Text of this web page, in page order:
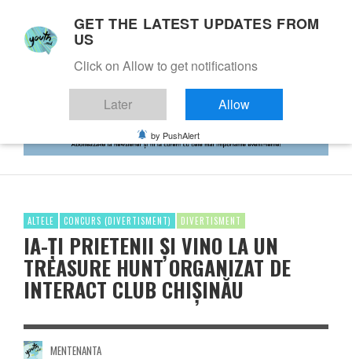
ALTELE CONCURS (DIVERTISMENT) DIVERTISMENT
IA-ȚI PRIETENII ȘI VINO LA UN
TREASURE HUNT ORGANIZAT DE
INTERACT CLUB CHIȘINĂU
MENTENANTA
GET THE LATEST UPDATES FROM
US
Click on Allow to get notifications
Later Allow
by PushAlert